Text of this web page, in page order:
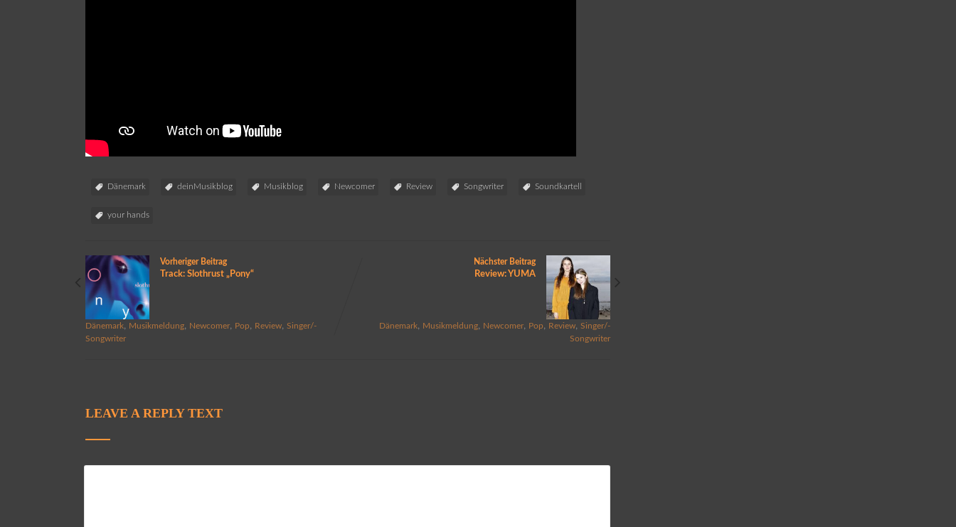
Dänemark deinMusikblog Musikblog Newcomer Review Songwriter Soundkartell
your hands
Vorheriger Beitrag
Track: Slothrust „Pony“
Dänemark, Musikmeldung, Newcomer, Pop, Review,Singer/-
Songwriter
Nächster Beitrag
Review: YUMA
Dänemark, Musikmeldung, Newcomer, Pop, Review,Singer/-
Songwriter
LEAVE A REPLY TEXT